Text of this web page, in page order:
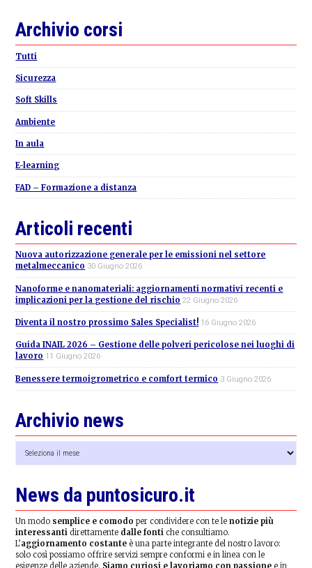
Primary
Sidebar
Archivio corsi
Tutti
Sicurezza
Soft Skills
Ambiente
In aula
E-learning
FAD – Formazione a distanza
Articoli recenti
Nuova autorizzazione generale per le emissioni nel settore
metalmeccanico 30 Giugno 2026
Nanoforme e nanomateriali: aggiornamenti normativi recenti e
implicazioni per la gestione del rischio 22 Giugno 2026
Diventa il nostro prossimo Sales Specialist! 16 Giugno 2026
Guida INAIL 2026 – Gestione delle polveri pericolose nei luoghi di
lavoro 11 Giugno 2026
Benessere termoigrometrico e comfort termico 3 Giugno 2026
Archivio news
news
News da puntosicuro.it
Un modo semplice e comodo per condividere con te lenotizie più
interessanti direttamente dalle fonti che consultiamo.
L’aggiornamento costante è una parte integrante del nostro lavoro:
solo così possiamo offrire servizi sempre conformi e in linea con le